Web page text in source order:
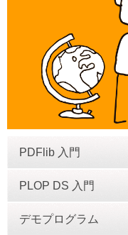
PDFlib 入門
PLOP DS 入門
デモプログラム